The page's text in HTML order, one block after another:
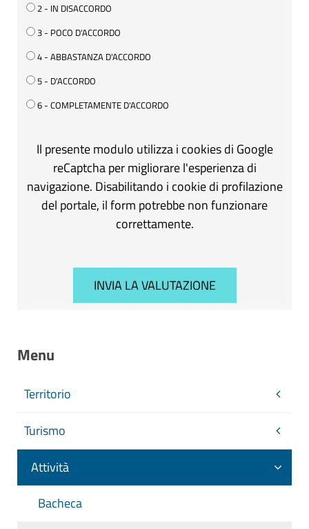
2 - IN DISACCORDO
3 - POCO D'ACCORDO
4 - ABBASTANZA D'ACCORDO
5 - D'ACCORDO
6 - COMPLETAMENTE D'ACCORDO
Il presente modulo utilizza i cookies di Google
reCaptcha per migliorare l'esperienza di
navigazione. Disabilitando i cookie di profilazione
del portale, il form potrebbe non funzionare
correttamente.
Menu
Territorio
Turismo
Attività
Bacheca